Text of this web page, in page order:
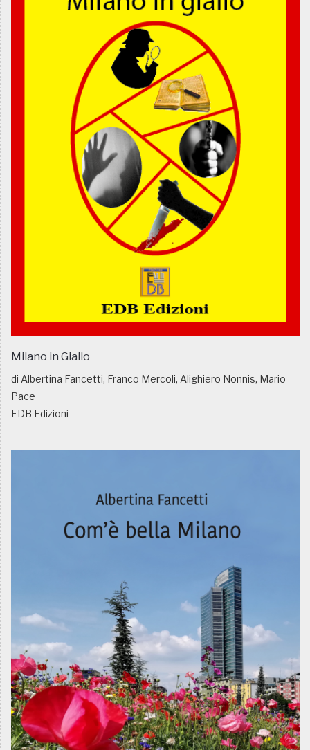
Milano in Giallo
di Albertina Fancetti, Franco Mercoli, Alighiero Nonnis, Mario
Pace
EDB Edizioni